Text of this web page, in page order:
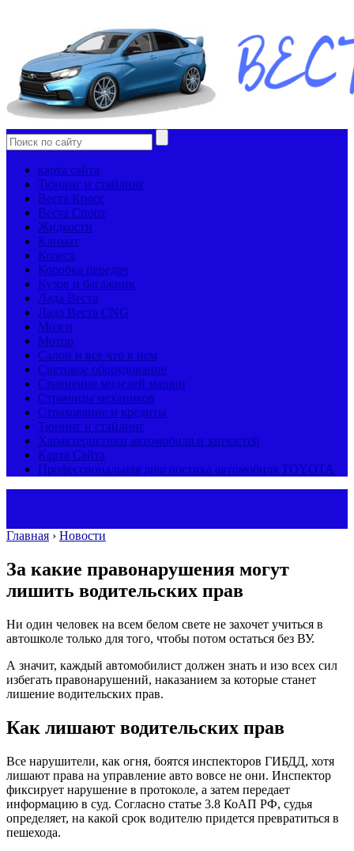
карта сайта
Тюнинг и стайлинг
Веста Кросс
Веста Спорт
Жидкости
Климат
Колеса
Коробка передач
Кузов и багажник
Лада Веста
Лада Веста CNG
Мозги
Мотор
Салон и все что в нем
Световое оборудование
Сравнение моделей машин
Страницы механиков
Страхование и кредиты
Тюнинг и стайлинг
Характеристики автомобиля и запчастей
Карта Сайта
Профессиональная диагностика автомобиля TOYOTA
Главная › Новости
За какие правонарушения могут
лишить водительских прав
Ни один человек на всем белом свете не захочет учиться в
автошколе только для того, чтобы потом остаться без ВУ.
А значит, каждый автомобилист должен знать и изо всех сил
избегать правонарушений, наказанием за которые станет
лишение водительских прав.
Как лишают водительских прав
Все нарушители, как огня, боятся инспекторов ГИБДД, хотя
лишают права на управление авто вовсе не они. Инспектор
фиксирует нарушение в протоколе, а затем передает
информацию в суд. Согласно статье 3.8 КоАП РФ, судья
определяет, на какой срок водителю придется превратиться в
пешехода.